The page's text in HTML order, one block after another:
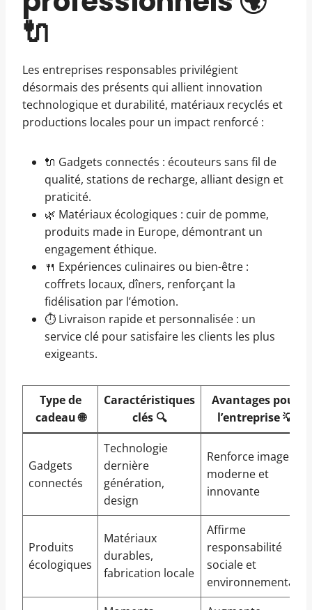
🔌
Les entreprises responsables privilégient
désormais des présents qui allient innovation
technologique et durabilité, matériaux recyclés et
productions locales pour un impact renforcé :
🔌 Gadgets connectés : écouteurs sans fil de
qualité, stations de recharge, alliant design et
praticité.
🌿 Matériaux écologiques : cuir de pomme,
produits made in Europe, démontrant un
engagement éthique.
🍴 Expériences culinaires ou bien-être :
coffrets locaux, dîners, renforçant la
fidélisation par l’émotion.
⏱️ Livraison rapide et personnalisée : un
service clé pour satisfaire les clients les plus
exigeants.
Type de
cadeau 🌐
Caractéristiques
clés 🔍
Avantages pour
l’entreprise 💡
Gadgets
connectés
Technologie
dernière
génération,
design
Renforce image
moderne et
innovante
Produits
écologiques
Matériaux
durables,
fabrication locale
Affirme
responsabilité
sociale et
environnementale